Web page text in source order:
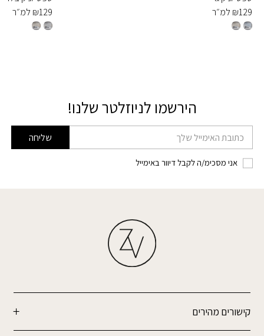
₪129 למ״ר
₪129 למ״ר
הירשמו לניוזלטר שלנו!
דוא׳׳ל שליחה
אני מסכימ/ה לקבל דיוור באימייל
קישורים מהירים